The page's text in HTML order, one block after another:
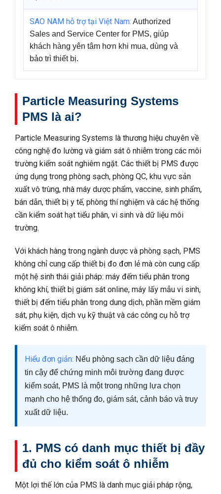
SAO NAM hỗ trợ tại Việt Nam: Authorized
Sales and Service Center for PMS, giúp
khách hàng yên tâm hơn khi mua, dùng và
bảo trì thiết bị.
Particle Measuring Systems
PMS là ai?
Particle Measuring Systems là thương hiệu chuyên về
công nghệ đo lường và giám sát ô nhiễm trong các môi
trường kiểm soát nghiêm ngặt. Các thiết bị PMS được
ứng dụng trong phòng sạch, phòng QC, khu vực sản
xuất vô trùng, nhà máy dược phẩm, vaccine, sinh phẩm,
bán dẫn, thiết bị y tế, phòng thí nghiệm và các hệ thống
cần kiểm soát hạt tiểu phân, vi sinh và dữ liệu môi
trường.
Với khách hàng trong ngành dược và phòng sạch, PMS
không chỉ cung cấp thiết bị đo đơn lẻ mà còn cung cấp
một hệ sinh thái giải pháp: máy đếm tiểu phân trong
không khí, thiết bị giám sát online, máy lấy mẫu vi sinh,
thiết bị đếm tiểu phân trong dung dịch, phần mềm giám
sát, phụ kiện, dịch vụ kỹ thuật và các công cụ hỗ trợ
kiểm soát ô nhiễm.
Hiểu đơn giản: Nếu phòng sạch cần dữ liệu đáng
tin cậy để chứng minh môi trường đang được
kiểm soát, PMS là một trong những lựa chọn
mạnh cho hệ thống đo, giám sát, cảnh báo và truy
xuất dữ liệu.
1. PMS có danh mục thiết bị đầy
đủ cho kiểm soát ô nhiễm
Một lợi thế lớn của PMS là danh mục giải pháp rộng,